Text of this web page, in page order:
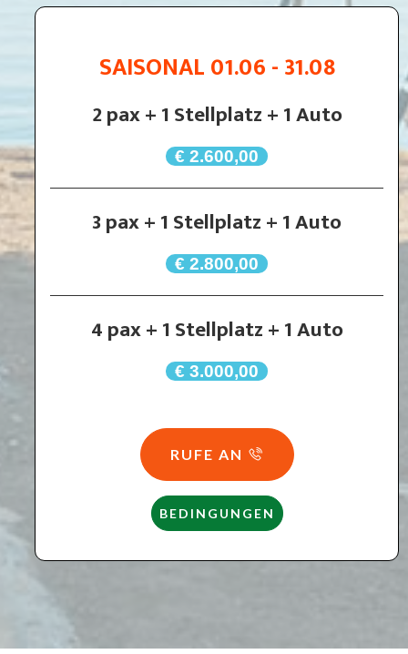
SAISONAL 01.06 - 31.08
2 pax + 1 Stellplatz + 1 Auto
€ 2.600,00
3 pax + 1 Stellplatz + 1 Auto
€ 2.800,00
4 pax + 1 Stellplatz + 1 Auto
€ 3.000,00
RUFE AN
BEDINGUNGEN